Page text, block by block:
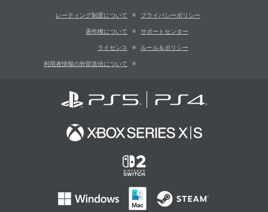
レーティング制度について プライバシーポリシー
著作権について サポートセンター
ライセンス ルール＆ポリシー
利用者情報の外部送信について